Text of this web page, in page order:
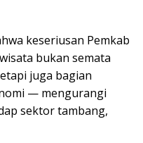
keseriusan Pemkab
bukan semata
juga bagian
— mengurangi
sektor tambang,